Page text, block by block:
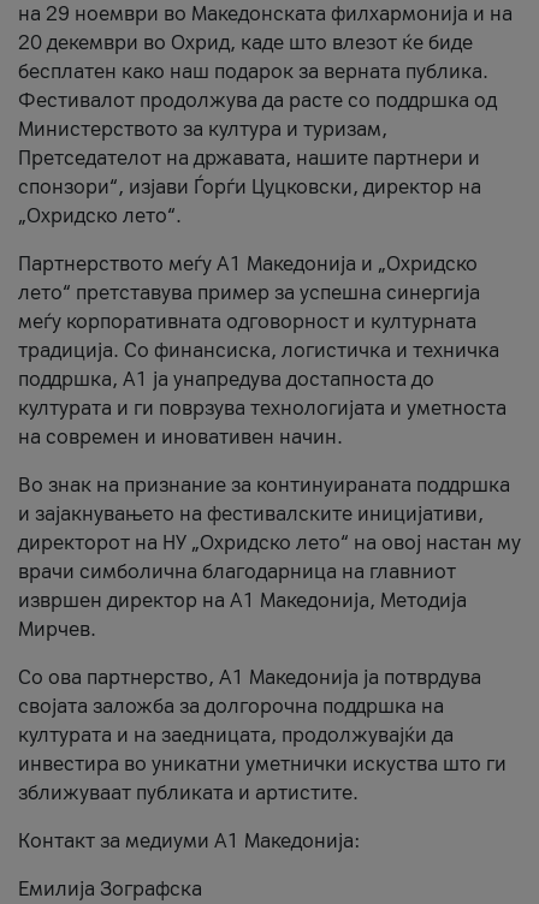
на 29 ноември во Македонската филхармонија и на
20 декември во Охрид, каде што влезот ќе биде
бесплатен како наш подарок за верната публика.
Фестивалот продолжува да расте со поддршка од
Министерството за култура и туризам,
Претседателот на државата, нашите партнери и
спонзори“, изјави Ѓорѓи Цуцковски, директор на
„Охридско лето“.
Партнерството меѓу A1 Македонија и „Охридско
лето“ претставува пример за успешна синергија
меѓу корпоративната одговорност и културната
традиција. Со финансиска, логистичка и техничка
поддршка, A1 ја унапредува достапноста до
културата и ги поврзува технологијата и уметноста
на современ и иновативен начин.
Во знак на признание за континуираната поддршка
и зајакнувањето на фестивалските иницијативи,
директорот на НУ „Охридско лето“ на овој настан му
врачи симболична благодарница на главниот
извршен директор на A1 Македонија, Методија
Мирчев.
Со ова партнерство, A1 Македонија ја потврдува
својата заложба за долгорочна поддршка на
културата и на заедницата, продолжувајќи да
инвестира во уникатни уметнички искуства што ги
зближуваат публиката и артистите.
Контакт за медиуми А1 Македонија:
Емилија Зографска